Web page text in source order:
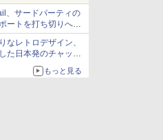
にも紙にも、持ち替
、サードパーティの
ートを打ち切りへ
なレトロデザイン、
た日本発のチャット
もっと見る